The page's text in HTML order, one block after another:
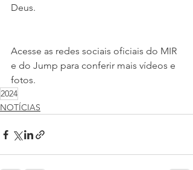
Deus.
Acesse as redes sociais oficiais do MIR
e do Jump para conferir mais vídeos e
fotos.
2024
NOTÍCIAS